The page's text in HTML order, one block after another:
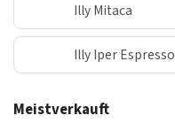
Illy Mitaca
Illy Iper Espresso
Meistverkauft